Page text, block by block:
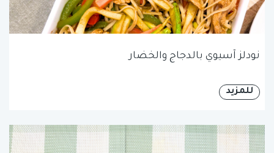
نودلز آسيوي بالدجاج والخضار
للمزيد